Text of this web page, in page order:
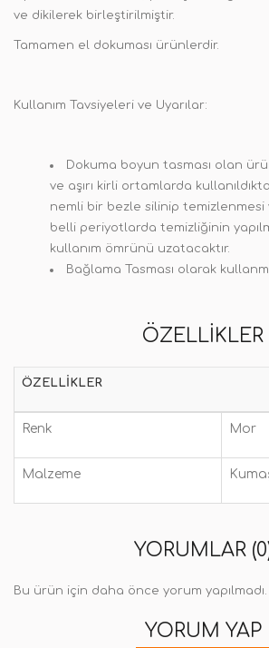
ve dikilerek birleştirilmiştir.
Tamamen el dokuması ürünlerdir.
Kullanım Tavsiyeleri ve Uyarılar:
Dokuma boyun tasması olan
ve aşırı kirli ortamlarda
nemli bir bezle silinip
belli periyotlarda temizliğinin
kullanım ömrünü uzatacaktır.
Bağlama Tasması olarak
ÖZELLIKLER
ÖZELLIKLER
Renk Mor
Malzeme
YORUMLAR
Bu ürün için daha önce yorum yapılmadı.
YORUM YAP